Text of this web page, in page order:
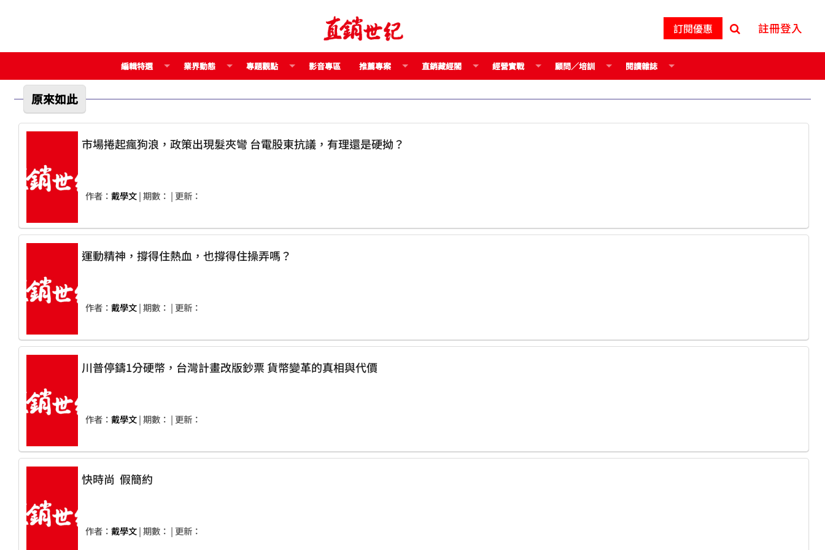
訂閱優惠 註冊登入
編輯特選 業界動態 專題觀點 影音專區 推薦專案 直銷藏經閣 經營實戰 顧問／培訓 閱讀雜誌
原來如此
市場捲起瘋狗浪，政策出現髮夾彎 台電股東抗議，有理還是硬拗？
作者： 戴學文| 期數： | 更新：
運動精神，撐得住熱血，也撐得住操弄嗎？
作者： 戴學文| 期數： | 更新：
川普停鑄1分硬幣，台灣計畫改版鈔票 貨幣變革的真相與代價
作者： 戴學文| 期數： | 更新：
快時尚 假簡約
作者： 戴學文| 期數： | 更新：